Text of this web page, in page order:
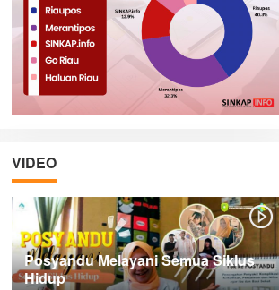
VIDEO
Posyandu Melayani Semua Siklus
Hidup